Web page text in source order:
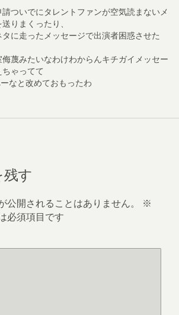
ついでにタレントファンが空気読まないメ
りまくったり、
に走ったメッセージで出演者困惑させた
蔑みたいなわけわからんキチガイメッセー
ゃってて
なと改めておもったわ
す
公開されることはありません。
※
必須項目です